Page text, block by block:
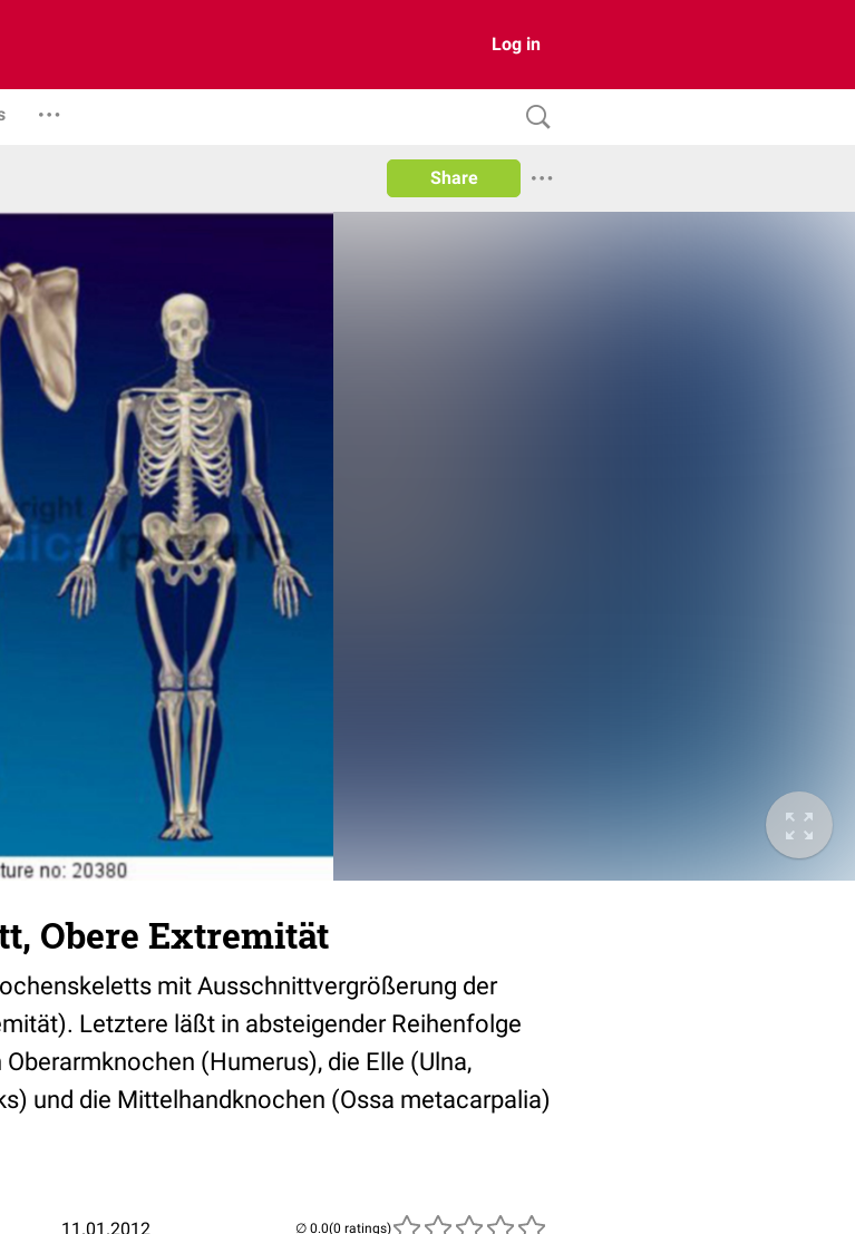
Log in
Share
Obere Extremität
mit Ausschnittvergrößerung der
Letztere läßt in absteigender Reihenfolge
(Humerus), die Elle (Ulna,
und die Mittelhandknochen (Ossa metacarpalia)
11.01.2012 (0 ratings)